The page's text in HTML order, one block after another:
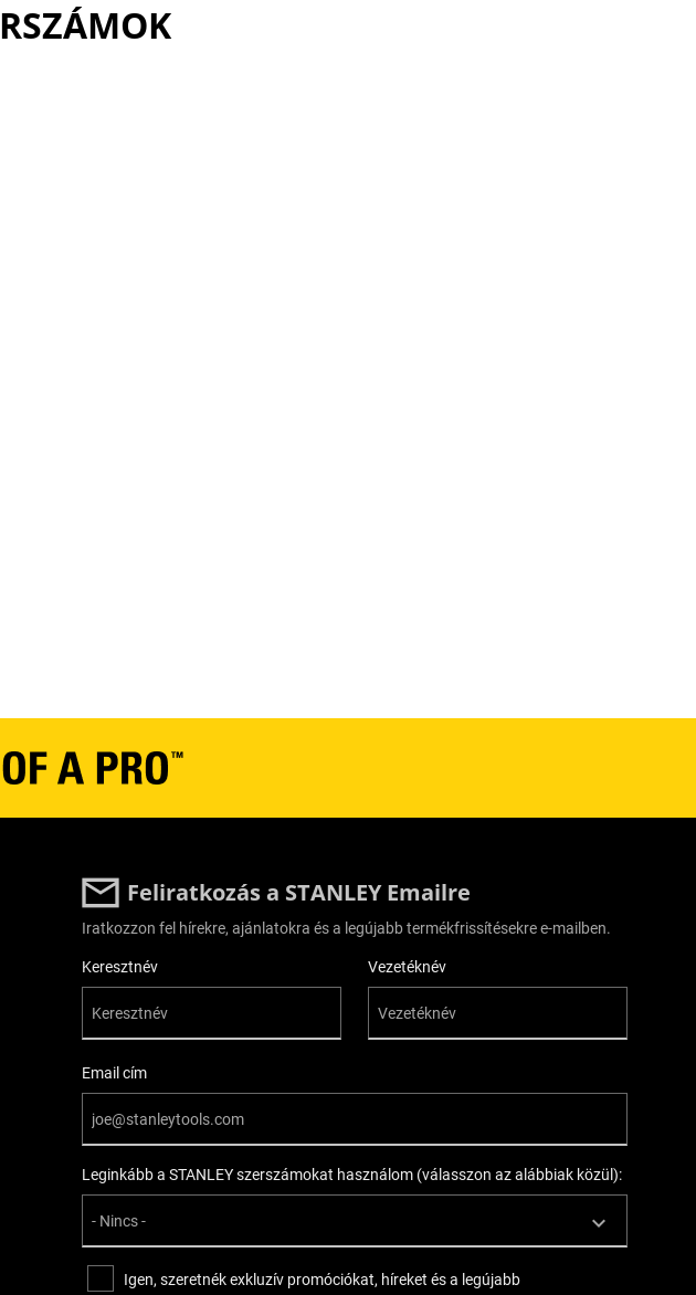
Feliratkozás a STANLEY Emailre
Iratkozzon fel hírekre, ajánlatokra és a legújabb termékfrissítésekre e-mailben.
User Details
Keresztnév Vezetéknév
Email cím
Leginkább a STANLEY szerszámokat használom (válasszon az alábbiak közül):
Igen, szeretnék exkluzív promóciókat, híreket és a legújabb